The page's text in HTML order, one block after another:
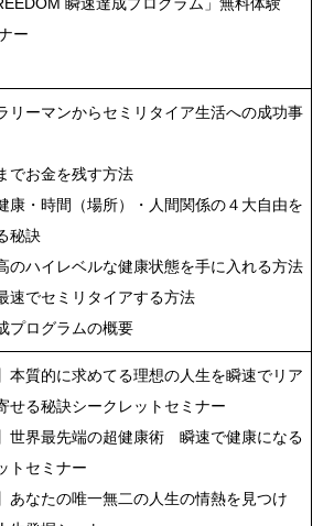
ー
リーマンからセミリタイア生活への成功事
でお金を残す方法
康・時間（場所）・人間関係の４大自由を
秘訣
のハイレベルな健康状態を手に入れる方法
速でセミリタイアする方法
プログラムの概要
本質的に求めてる理想の人生を瞬速でリア
せる秘訣シークレットセミナー
世界最先端の超健康術 瞬速で健康になる
トセミナー
あなたの唯一無二の人生の情熱を見つけ